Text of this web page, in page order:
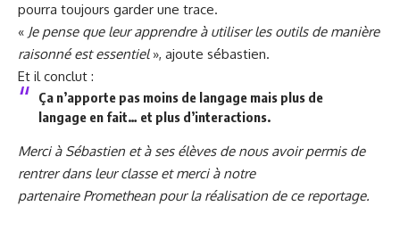
pourra toujours garder une trace.
« Je pense que leur apprendre à utiliser les outils de manière
raisonné est essentiel», ajoute sébastien.
Et il conclut :
Ça n’apporte pas moins de langage mais plus de
langage en fait… et plus d’interactions.
Merci à Sébastien et à ses élèves de nous avoir permis de
rentrer dans leur classe et merci à notre
partenaire Promethean pour la réalisation de ce reportage.